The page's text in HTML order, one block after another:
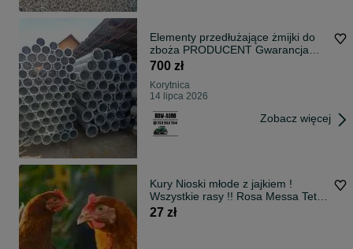
Elementy przedłużające żmijki do
zboża PRODUCENT Gwarancja
transport!
700 zł
Korytnica
14 lipca 2026
Zobacz więcej
Kury Nioski młode z jajkiem !
Wszystkie rasy !! Rosa Messa Tetra
!27 zł